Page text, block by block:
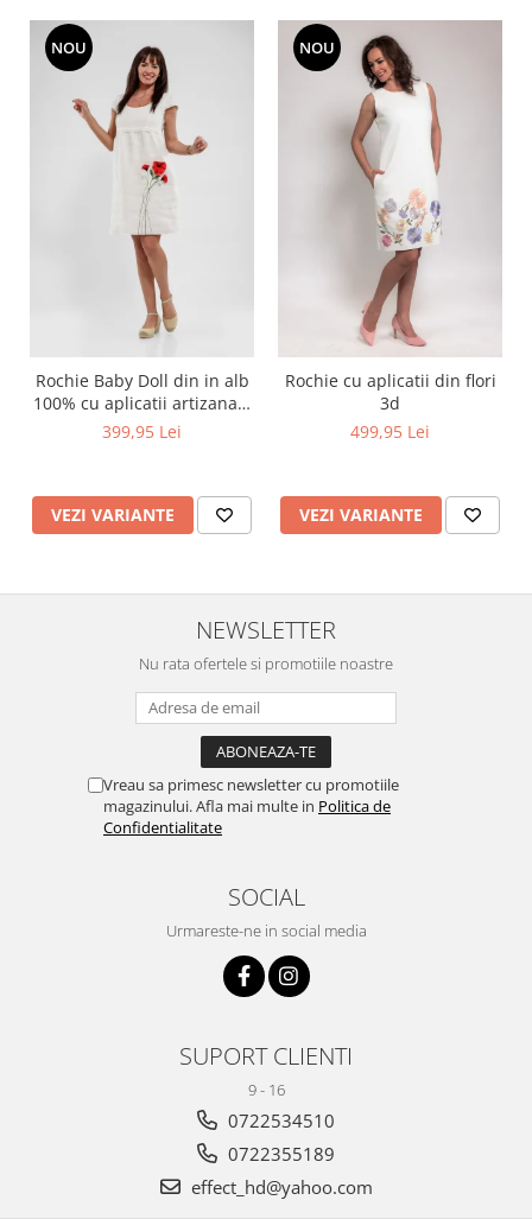
NOU
Rochie Baby Doll din in alb
100% cu aplicatii artizanale
maci rosii
399,95 Lei
VEZI VARIANTE
NOU
Rochie cu aplicatii din flori
3d
499,95 Lei
VEZI VARIANTE
NEWSLETTER
Nu rata ofertele si promotiile noastre
Vreau sa primesc newsletter cu promotiile
magazinului. Afla mai multe in Politica de
Confidentialitate
SOCIAL
Urmareste-ne in social media
SUPORT CLIENTI
9 - 16
0722534510
0722355189
effect_hd@yahoo.com